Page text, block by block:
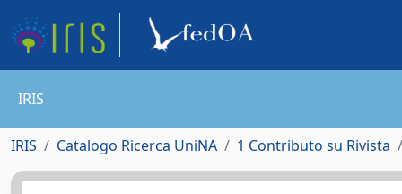
IRIS
IRIS Catalogo Ricerca UniNA 1 Contributo su Rivista